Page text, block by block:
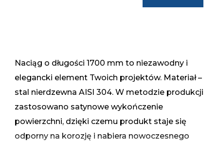
Naciąg o długości 1700 mm to niezawodny i
elegancki element Twoich projektów. Materiał –
stal nierdzewna AISI 304. W metodzie produkcji
zastosowano satynowe wykończenie
powierzchni, dzięki czemu produkt staje się
odporny na korozję i nabiera nowoczesnego